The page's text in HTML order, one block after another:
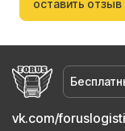
оставить отзыв
vk.com/